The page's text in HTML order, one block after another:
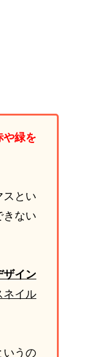
や緑を
スとい
きない
ザイン
ネイル
いうの